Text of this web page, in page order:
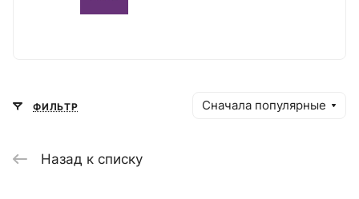
ФИЛЬТР Сначала популярные
Назад к списку